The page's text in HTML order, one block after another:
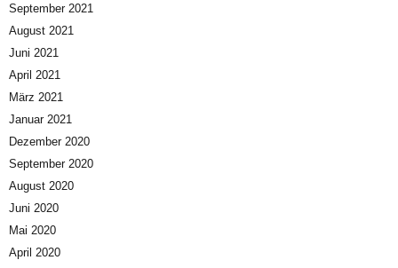
September 2021
August 2021
Juni 2021
April 2021
März 2021
Januar 2021
Dezember 2020
September 2020
August 2020
Juni 2020
Mai 2020
April 2020